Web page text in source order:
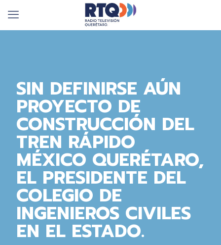
SIN DEFINIRSE AÚN
PROYECTO DE
CONSTRUCCIÓN DEL
TREN RÁPIDO
MÉXICO QUERÉTARO,
EL PRESIDENTE DEL
COLEGIO DE
INGENIEROS CIVILES
EN EL ESTADO.